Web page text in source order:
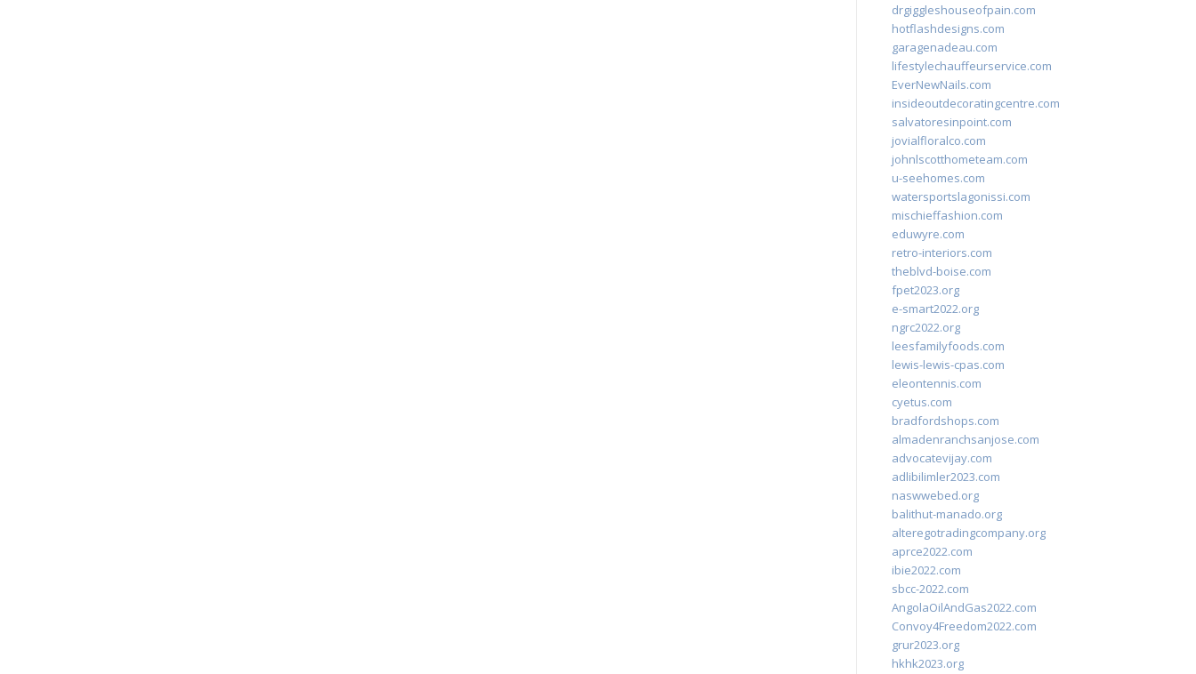
drgiggleshouseofpain.com
hotflashdesigns.com
garagenadeau.com
lifestylechauffeurservice.com
EverNewNails.com
insideoutdecoratingcentre.com
salvatoresinpoint.com
jovialfloralco.com
johnlscotthometeam.com
u-seehomes.com
watersportslagonissi.com
mischieffashion.com
eduwyre.com
retro-interiors.com
theblvd-boise.com
fpet2023.org
e-smart2022.org
ngrc2022.org
leesfamilyfoods.com
lewis-lewis-cpas.com
eleontennis.com
cyetus.com
bradfordshops.com
almadenranchsanjose.com
advocatevijay.com
adlibilimler2023.com
naswwebed.org
balithut-manado.org
alteregotradingcompany.org
aprce2022.com
ibie2022.com
sbcc-2022.com
AngolaOilAndGas2022.com
Convoy4Freedom2022.com
grur2023.org
hkhk2023.org